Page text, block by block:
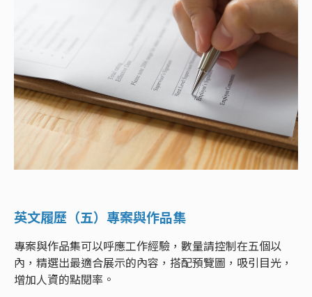
英文履歷（五）專案與作品集
專案與作品集可以呼應工作經驗，數量請控制在五個以
內，精選出最適合展示的內容，搭配預覽圖，吸引目光，
增加人資的點閱率。